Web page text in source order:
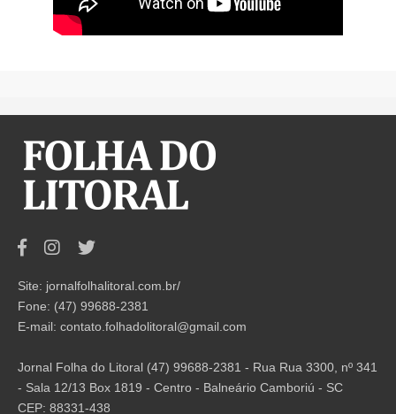
Site: jornalfolhalitoral.com.br/
Fone: (47) 99688-2381
E-mail: contato.folhadolitoral@gmail.com
Jornal Folha do Litoral (47) 99688-2381 - Rua Rua 3300, nº 341
- Sala 12/13 Box 1819 - Centro - Balneário Camboriú - SC
CEP: 88331-438